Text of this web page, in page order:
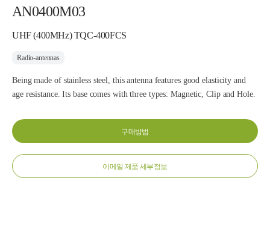
AN0400M03
UHF (400MHz) TQC-400FCS
Radio-antennas
Being made of stainless steel, this antenna features good elasticity and
age resistance. Its base comes with three types: Magnetic, Clip and Hole.
구매방법
이메일 제품 세부정보